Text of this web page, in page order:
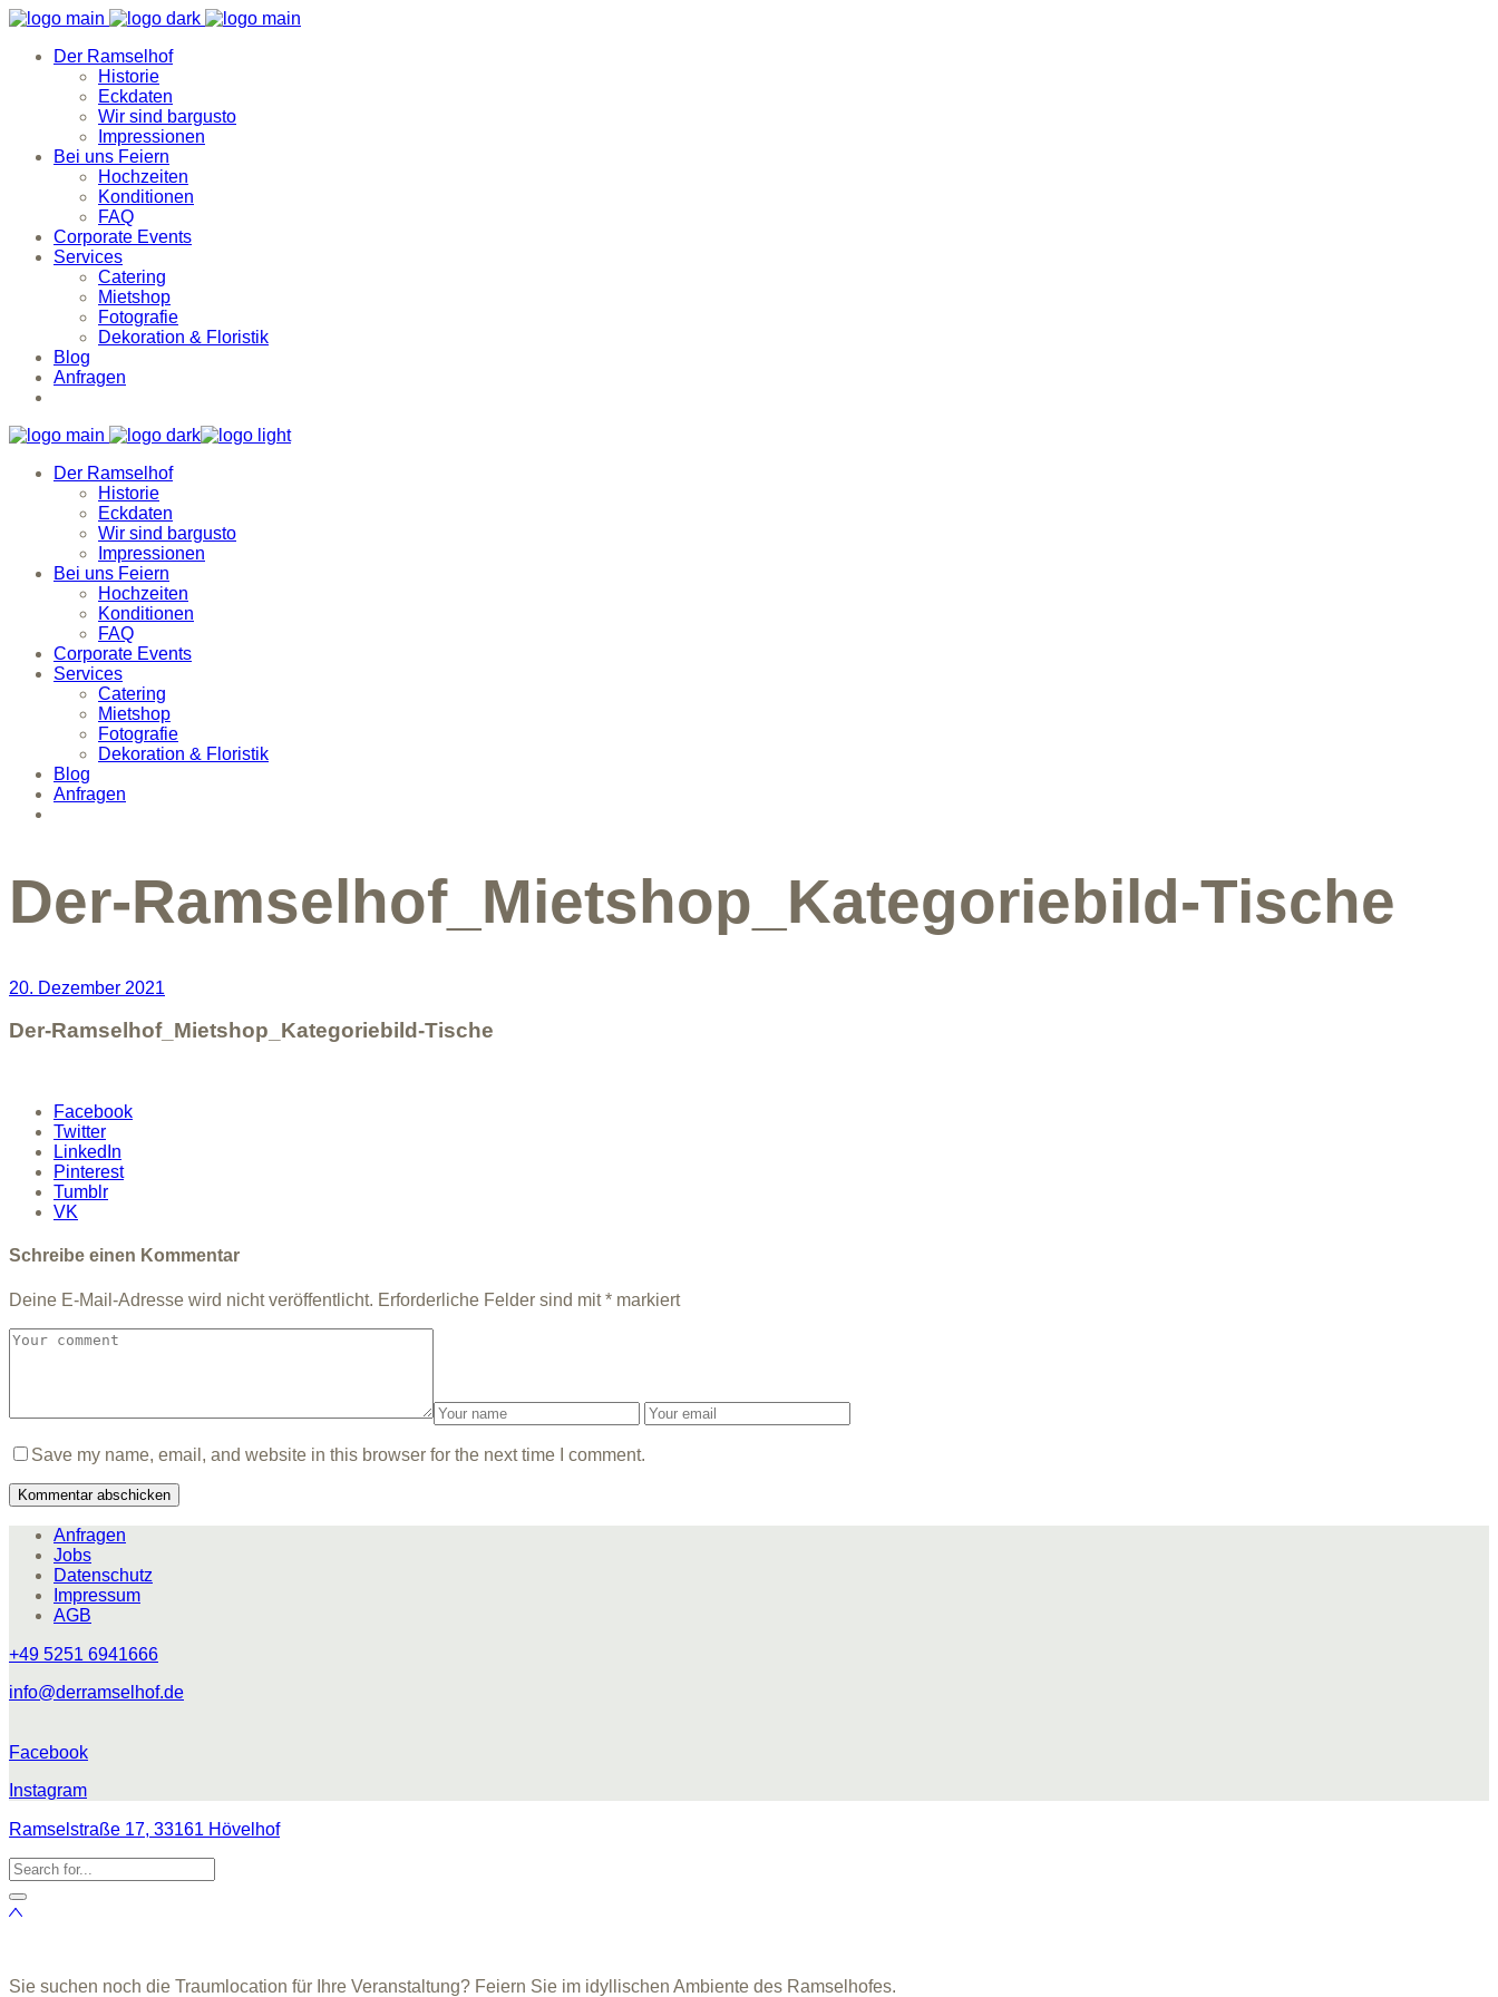
Der Ramselhof
Historie
Eckdaten
Wir sind bargusto
Impressionen
Bei uns Feiern
Hochzeiten
Konditionen
FAQ
Corporate Events
Services
Catering
Mietshop
Fotografie
Dekoration & Floristik
Blog
Anfragen
Der Ramselhof
Historie
Eckdaten
Wir sind bargusto
Impressionen
Bei uns Feiern
Hochzeiten
Konditionen
FAQ
Corporate Events
Services
Catering
Mietshop
Fotografie
Dekoration & Floristik
Blog
Anfragen
Der-Ramselhof_Mietshop_Kategoriebild-Tische
20. Dezember 2021
Der-Ramselhof_Mietshop_Kategoriebild-Tische
Facebook
Twitter
LinkedIn
Pinterest
Tumblr
VK
Schreibe einen Kommentar
Deine E-Mail-Adresse wird nicht veröffentlicht. Erforderliche Felder sind mit* markiert
Save my name, email, and website in this browser for the next time I comment.
Anfragen
Jobs
Datenschutz
Impressum
AGB
+49 5251 6941666
info@derramselhof.de
Facebook
Instagram
Ramselstraße 17, 33161 Hövelhof
Sie suchen noch die Traumlocation für Ihre Veranstaltung? Feiern Sie im idyllischen Ambiente des Ramselhofes.